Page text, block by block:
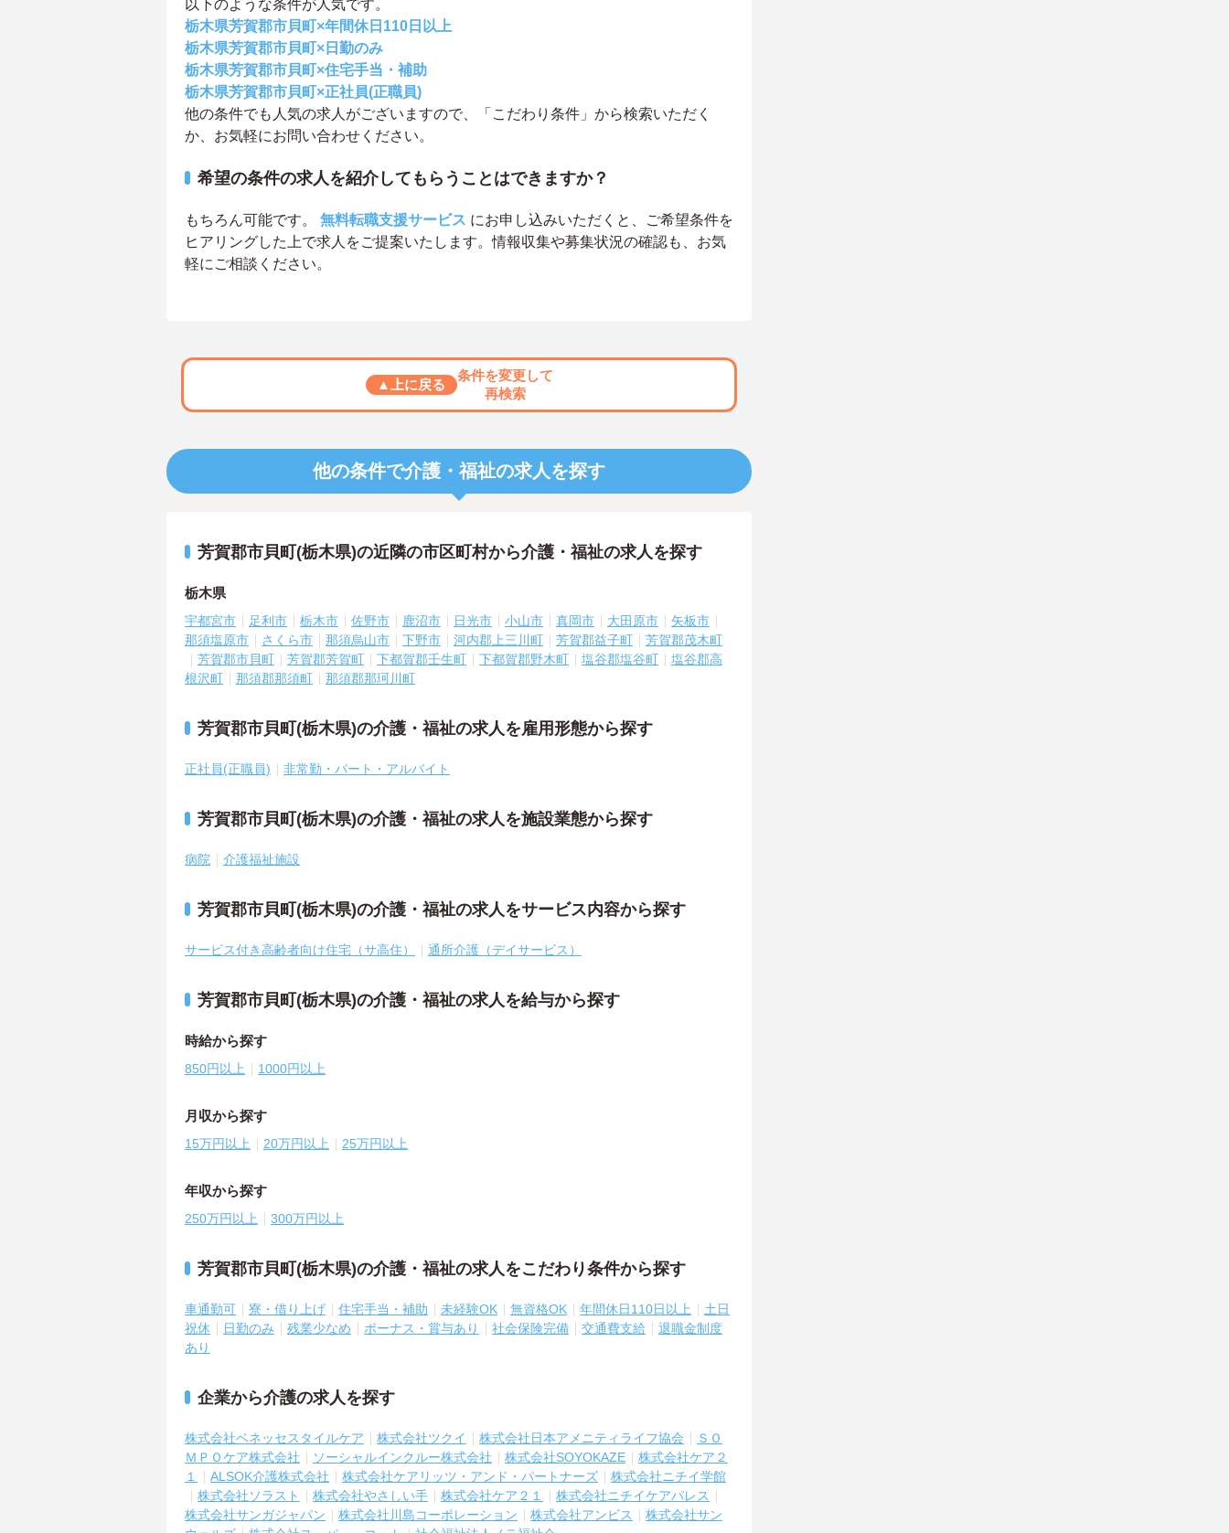
以下のような条件が人気です。
栃木県芳賀郡市貝町×年間休日110日以上
栃木県芳賀郡市貝町×日勤のみ
栃木県芳賀郡市貝町×住宅手当・補助
栃木県芳賀郡市貝町×正社員(正職員)
他の条件でも人気の求人がございますので、「こだわり条件」から検索いただく
か、お気軽にお問い合わせください。
希望の条件の求人を紹介してもらうことはできますか？
もちろん可能です。 無料転職支援サービス にお申し込みいただくと、ご希望条件を
ヒアリングした上で求人をご提案いたします。情報収集や募集状況の確認も、お気
軽にご相談ください。
▲上に戻る
条件を変更して
再検索
他の条件で介護・福祉の求人を探す
芳賀郡市貝町(栃木県)の近隣の市区町村から介護・福祉の求人を探す
栃木県
宇都宮市 足利市 栃木市 佐野市 鹿沼市 日光市 小山市 真岡市 大田原市
矢板市
那須塩原市
さくら市 那須烏山市 下野市 河内郡上三川町 芳賀郡益子町
芳賀郡茂木町
芳賀郡市貝町
芳賀郡芳賀町 下都賀郡壬生町 下都賀郡野木町 塩谷郡塩谷町
塩谷郡高
根沢町
那須郡那須町 那須郡那珂川町
芳賀郡市貝町(栃木県)の介護・福祉の求人を雇用形態から探す
正社員(正職員) 非常勤・パート・アルバイト
芳賀郡市貝町(栃木県)の介護・福祉の求人を施設業態から探す
病院 介護福祉施設
芳賀郡市貝町(栃木県)の介護・福祉の求人をサービス内容から探す
サービス付き高齢者向け住宅（サ高住） 通所介護（デイサービス）
芳賀郡市貝町(栃木県)の介護・福祉の求人を給与から探す
時給から探す
850円以上 1000円以上
月収から探す
15万円以上 20万円以上 25万円以上
年収から探す
250万円以上 300万円以上
芳賀郡市貝町(栃木県)の介護・福祉の求人をこだわり条件から探す
車通勤可 寮・借り上げ 住宅手当・補助 未経験OK 無資格OK 年間休日110日以上
土日
祝休
日勤のみ 残業少なめ ボーナス・賞与あり 社会保険完備 交通費支給
退職金制度
あり
企業から介護の求人を探す
株式会社ベネッセスタイルケア 株式会社ツクイ 株式会社日本アメニティライフ協会
ＳＯ
ＭＰＯケア株式会社
ソーシャルインクルー株式会社 株式会社SOYOKAZE
株式会社ケア２
１
ALSOK介護株式会社 株式会社ケアリッツ・アンド・パートナーズ
株式会社ニチイ学館
株式会社ソラスト
株式会社やさしい手 株式会社ケア２１
株式会社ニチイケアパレス
株式会社サンガジャパン
株式会社川島コーポレーション 株式会社アンビス
株式会社サン